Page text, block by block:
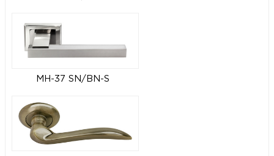
MH-37 SN/BN-S